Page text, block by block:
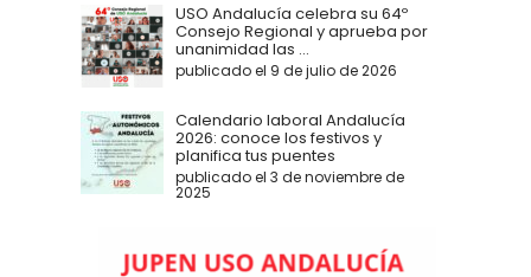
USO Andalucía celebra su 64º
Consejo Regional y aprueba por
unanimidad las ...
publicado el 9 de julio de 2026
Calendario laboral Andalucía
2026: conoce los festivos y
planifica tus puentes
publicado el 3 de noviembre de
2025